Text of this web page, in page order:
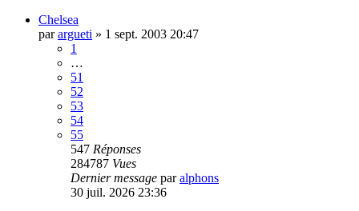
Chelsea
parargueti » 1 sept. 2003 20:47
1
…
51
52
53
54
55
547 Réponses
284787 Vues
Dernier message paralphons
30 juil. 2026 23:36